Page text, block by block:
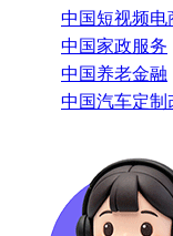
中国短视频电
中国家政服务
中国养老金融
中国汽车定制